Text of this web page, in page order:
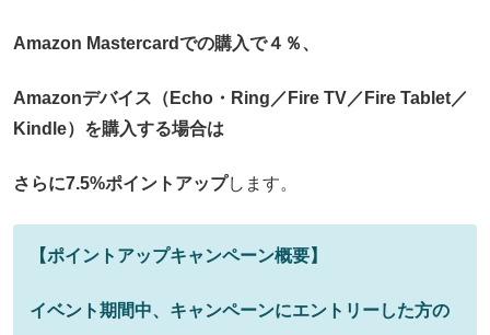
Amazon Mastercardでの購入で４％、
Amazonデバイス（Echo・Ring／Fire TV／Fire Tablet／
Kindle）を購入する場合は
さらに7.5%ポイントアップします。
【ポイントアップキャンペーン概要】
イベント期間中、キャンペーンにエントリーした方の